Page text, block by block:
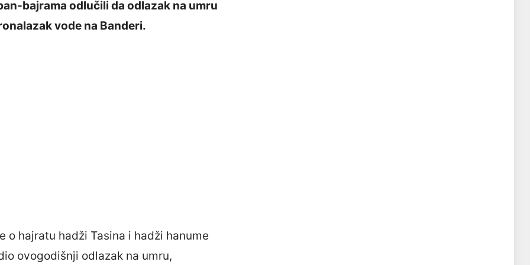
bajrama odlučili da odlazak na umru
vode na Banderi.
o hajratu hadži Tasina i hadži hanume
ovogodišnji odlazak na umru,